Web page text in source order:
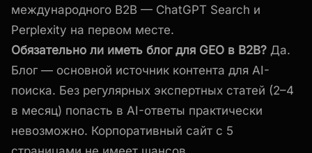
международного B2B — ChatGPT Search и
Perplexity на первом месте.
Обязательно ли иметь блог для GEO в B2B? Да.
Блог — основной источник контента для AI-
поиска. Без регулярных экспертных статей (2–4
в месяц) попасть в AI-ответы практически
невозможно. Корпоративный сайт с 5